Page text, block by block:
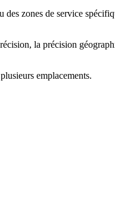
zones de service
la précision
emplacements.